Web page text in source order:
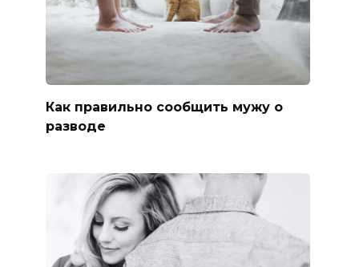
Как правильно сообщить мужу о
разводе